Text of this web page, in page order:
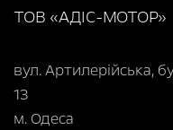
ТОВ «АДІС-МОТОР»
вул. Артилерійська,
13
м. Одеса